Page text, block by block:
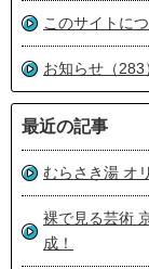
このサイトに
お知らせ（283
最近の記事
むらさき湯 オ
裸で見る芸術
成！